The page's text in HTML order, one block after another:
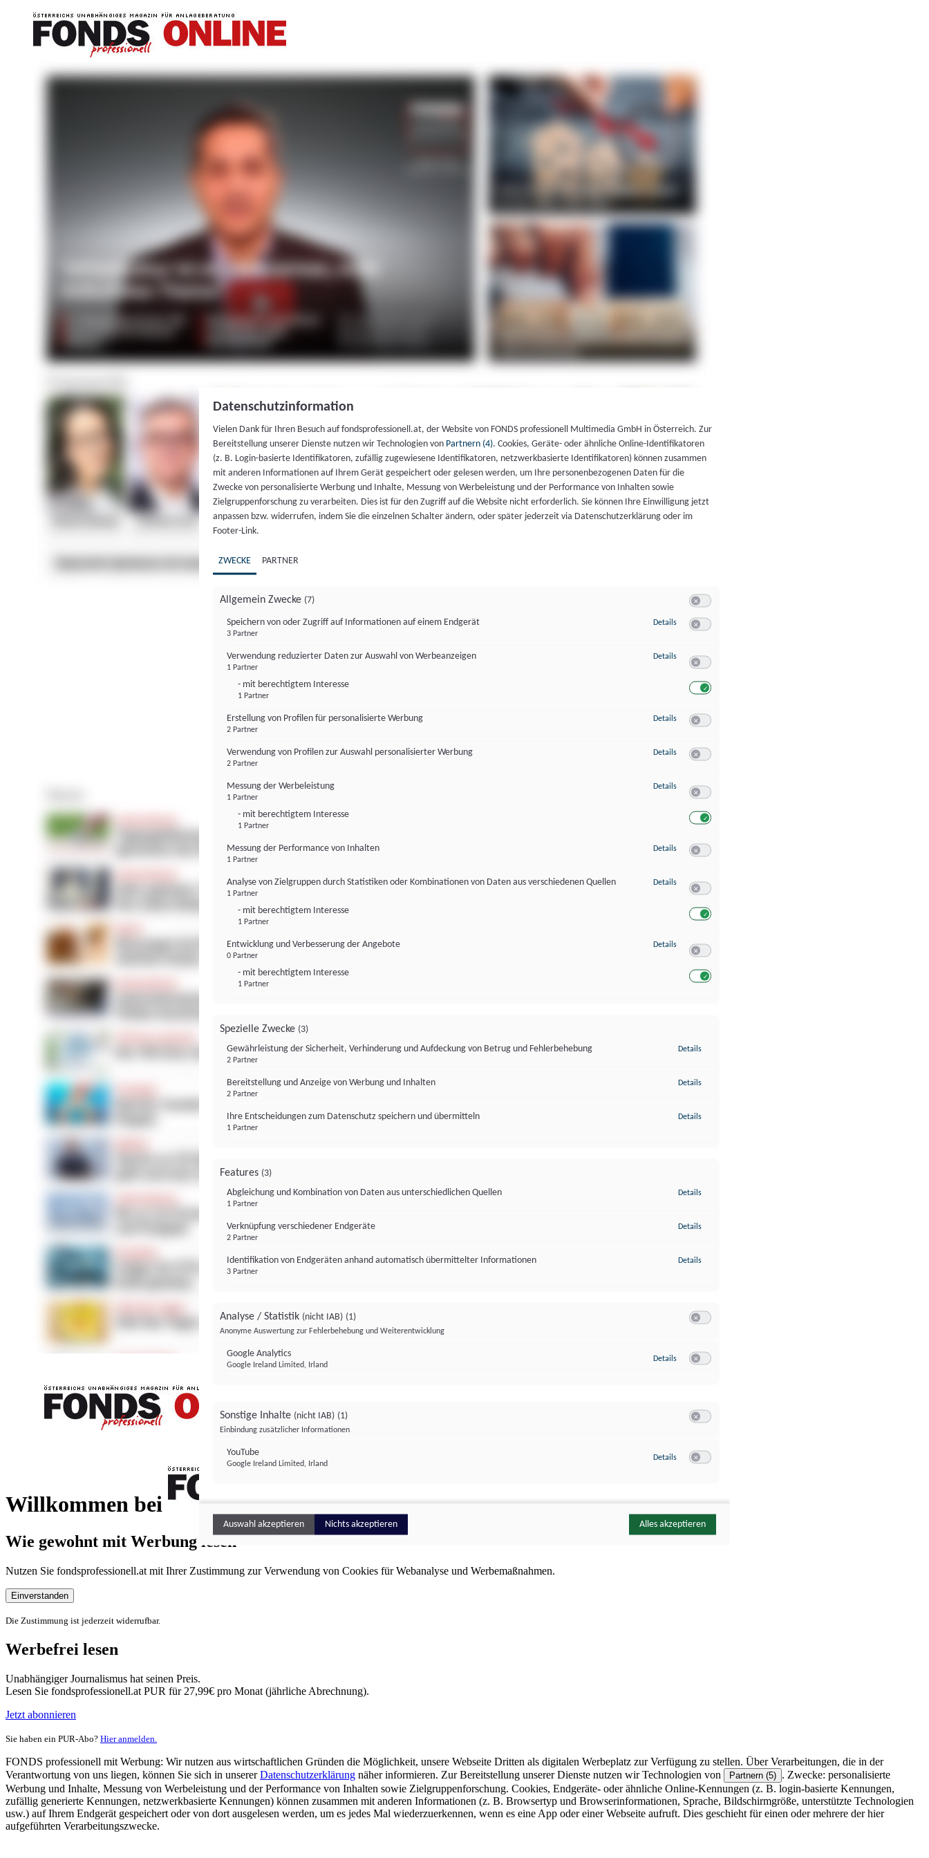
Willkommen bei
FONDS professionell
Wie gewohnt mit Werbung lesen
Nutzen Sie fondsprofessionell.at mit Ihrer Zustimmung zur Verwendung von Cookies für Webanalyse und Werbemaßnahmen.
Einverstanden
Die Zustimmung ist jederzeit widerrufbar.
Werbefrei lesen
Unabhängiger Journalismus hat seinen Preis.
Lesen Sie fondsprofessionell.at PUR für 27,99€ pro Monat (jährliche Abrechnung).
Jetzt abonnieren
Sie haben ein PUR-Abo? Hier anmelden.
FONDS professionell mit Werbung: Wir nutzen aus wirtschaftlichen Gründen die Möglichkeit, unsere Webseite Dritten als digitalen Werbeplatz zur Verfügung zu stellen. Über Verarbeitungen, die in der
Verantwortung von uns liegen, können Sie sich in unsererDatenschutzerklärung näher informieren. Zur Bereitstellung unserer Dienste nutzen wir Technologien von Partnern (5) . Zwecke: personalisierte
Werbung und Inhalte, Messung von Werbeleistung und der Performance von Inhalten sowie Zielgruppenforschung. Cookies, Endgeräte- oder ähnliche Online-Kennungen (z. B. login-basierte Kennungen,
zufällig generierte Kennungen, netzwerkbasierte Kennungen) können zusammen mit anderen Informationen (z. B. Browsertyp und Browserinformationen, Sprache, Bildschirmgröße, unterstützte Technologien
usw.) auf Ihrem Endgerät gespeichert oder von dort ausgelesen werden, um es jedes Mal wiederzuerkennen, wenn es eine App oder einer Webseite aufruft. Dies geschieht für einen oder mehrere der hier
aufgeführten Verarbeitungszwecke.
Datenschutzinformation
Vielen Dank für Ihren Besuch auf fondsprofessionell.at, der Website von FONDS professionell Multimedia GmbH in Österreich. Zur
Bereitstellung unserer Dienste nutzen wir Technologien von Partnern (4). Cookies, Geräte- oder ähnliche Online-Identifikatoren
(z. B. Login-basierte Identifikatoren, zufällig zugewiesene Identifikatoren, netzwerkbasierte Identifikatoren) können zusammen
mit anderen Informationen auf Ihrem Gerät gespeichert oder gelesen werden, um Ihre personenbezogenen Daten für die
Zwecke von personalisierte Werbung und Inhalte, Messung von Werbeleistung und der Performance von Inhalten sowie
Zielgruppenforschung zu verarbeiten. Dies ist für den Zugriff auf die Website nicht erforderlich. Sie können Ihre Einwilligung jetzt
anpassen bzw. widerrufen, indem Sie die einzelnen Schalter ändern, oder später jederzeit via Datenschutzerklärung oder im
Footer-Link.
ZWECKE PARTNER
Allgemein Zwecke (7)
Speichern von oder Zugriff auf Informationen auf einem Endgerät
3 Partner
Details zu Speichern von oder Zugriff auf Informationen auf einem Endgerät
Verwendung reduzierter Daten zur Auswahl von Werbeanzeigen
1 Partner
- mit berechtigtem Interesse
1 Partner
Details zu Verwendung reduzierter Daten zur Auswahl von Werbeanzeigen
Erstellung von Profilen für personalisierte Werbung
2 Partner
Details zu Erstellung von Profilen für personalisierte Werbung
Verwendung von Profilen zur Auswahl personalisierter Werbung
2 Partner
Details zu Verwendung von Profilen zur Auswahl personalisierter Werbung
Messung der Werbeleistung
1 Partner
- mit berechtigtem Interesse
1 Partner
Details zu Messung der Werbeleistung
Messung der Performance von Inhalten
1 Partner
Details zu Messung der Performance von Inhalten
Analyse von Zielgruppen durch Statistiken oder Kombinationen von Daten aus verschiedenen Quellen
1 Partner
- mit berechtigtem Interesse
1 Partner
Details zu Analyse von Zielgruppen durch Statistiken oder Kombinationen von
Entwicklung und Verbesserung der Angebote
0 Partner
- mit berechtigtem Interesse
1 Partner
Details zu Entwicklung und Verbesserung der Angebote
Spezielle Zwecke (3)
Gewährleistung der Sicherheit, Verhinderung und Aufdeckung von Betrug und Fehlerbehebung
2 Partner
Details
Bereitstellung und Anzeige von Werbung und Inhalten
2 Partner
Details
Ihre Entscheidungen zum Datenschutz speichern und übermitteln
1 Partner
Details
Features (3)
Abgleichung und Kombination von Daten aus unterschiedlichen Quellen
1 Partner
Details
Verknüpfung verschiedener Endgeräte
2 Partner
Details
Identifikation von Endgeräten anhand automatisch übermittelter Informationen
3 Partner
Details
Analyse / Statistik (nicht IAB) (1)
Anonyme Auswertung zur Fehlerbehebung und Weiterentwicklung
Google Analytics
Google Ireland Limited, Irland
Details zu Google Analytics
Sonstige Inhalte (nicht IAB) (1)
Einbindung zusätzlicher Informationen
YouTube
Google Ireland Limited, Irland
Details zu YouTube
Auswahl akzeptieren Nichts akzeptieren Alles akzeptieren